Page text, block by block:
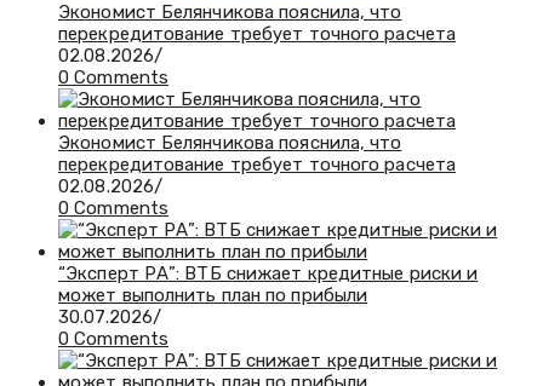
Экономист Белянчикова пояснила, что
перекредитование требует точного расчета
02.08.2026/
0 Comments
Экономист Белянчикова пояснила, что
перекредитование требует точного расчета
02.08.2026/
0 Comments
“Эксперт РА”: ВТБ снижает кредитные риски и
может выполнить план по прибыли
30.07.2026/
0 Comments